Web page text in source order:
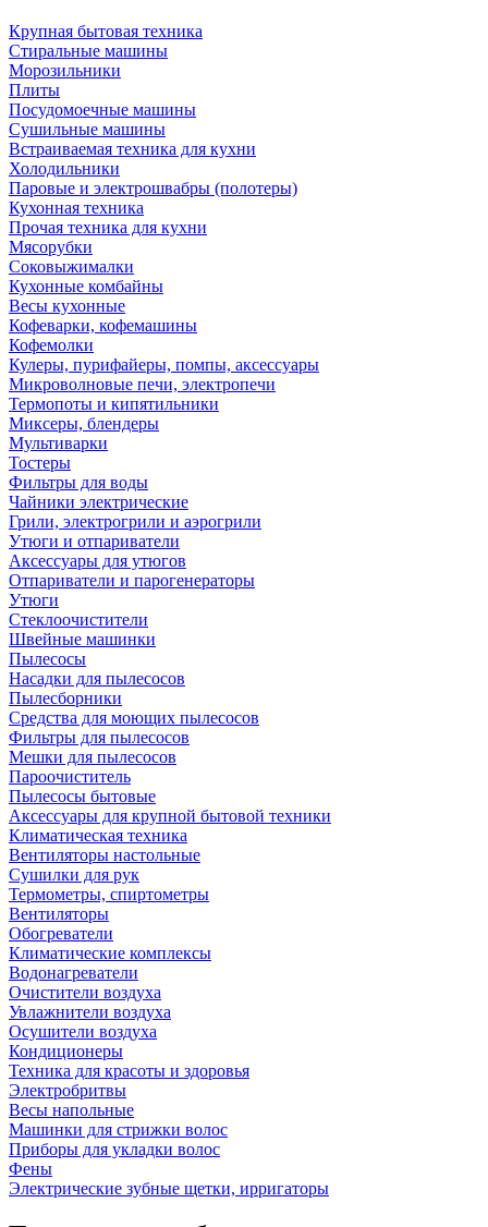
Крупная бытовая техника
Стиральные машины
Морозильники
Плиты
Посудомоечные машины
Сушильные машины
Встраиваемая техника для кухни
Холодильники
Паровые и электрошвабры (полотеры)
Кухонная техника
Прочая техника для кухни
Мясорубки
Соковыжималки
Кухонные комбайны
Весы кухонные
Кофеварки, кофемашины
Кофемолки
Кулеры, пурифайеры, помпы, аксессуары
Микроволновые печи, электропечи
Термопоты и кипятильники
Миксеры, блендеры
Мультиварки
Тостеры
Фильтры для воды
Чайники электрические
Грили, электрогрили и аэрогрили
Утюги и отпариватели
Аксессуары для утюгов
Отпариватели и парогенераторы
Утюги
Стеклоочистители
Швейные машинки
Пылесосы
Насадки для пылесосов
Пылесборники
Средства для моющих пылесосов
Фильтры для пылесосов
Мешки для пылесосов
Пароочиститель
Пылесосы бытовые
Аксессуары для крупной бытовой техники
Климатическая техника
Вентиляторы настольные
Сушилки для рук
Термометры, спиртометры
Вентиляторы
Обогреватели
Климатические комплексы
Водонагреватели
Очистители воздуха
Увлажнители воздуха
Осушители воздуха
Кондиционеры
Техника для красоты и здоровья
Электробритвы
Весы напольные
Машинки для стрижки волос
Приборы для укладки волос
Фены
Электрические зубные щетки, ирригаторы